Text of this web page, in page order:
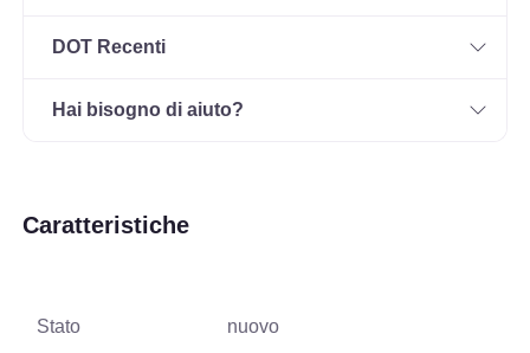
DOT Recenti
Hai bisogno di aiuto?
Caratteristiche
Stato nuovo